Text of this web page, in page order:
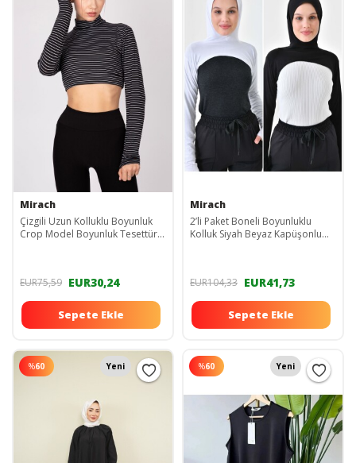
Mirach
Çizgili Uzun Kolluklu Boyunluk
Crop Model Boyunluk Tesettür
EUR75,59 EUR30,24
Sepete Ekle
Mirach
2’li Paket Boneli Boyunluklu
Kolluk Siyah Beyaz Kapüşonlu
EUR104,33 EUR41,73
Sepete Ekle
%60 Yeni %60 Yeni